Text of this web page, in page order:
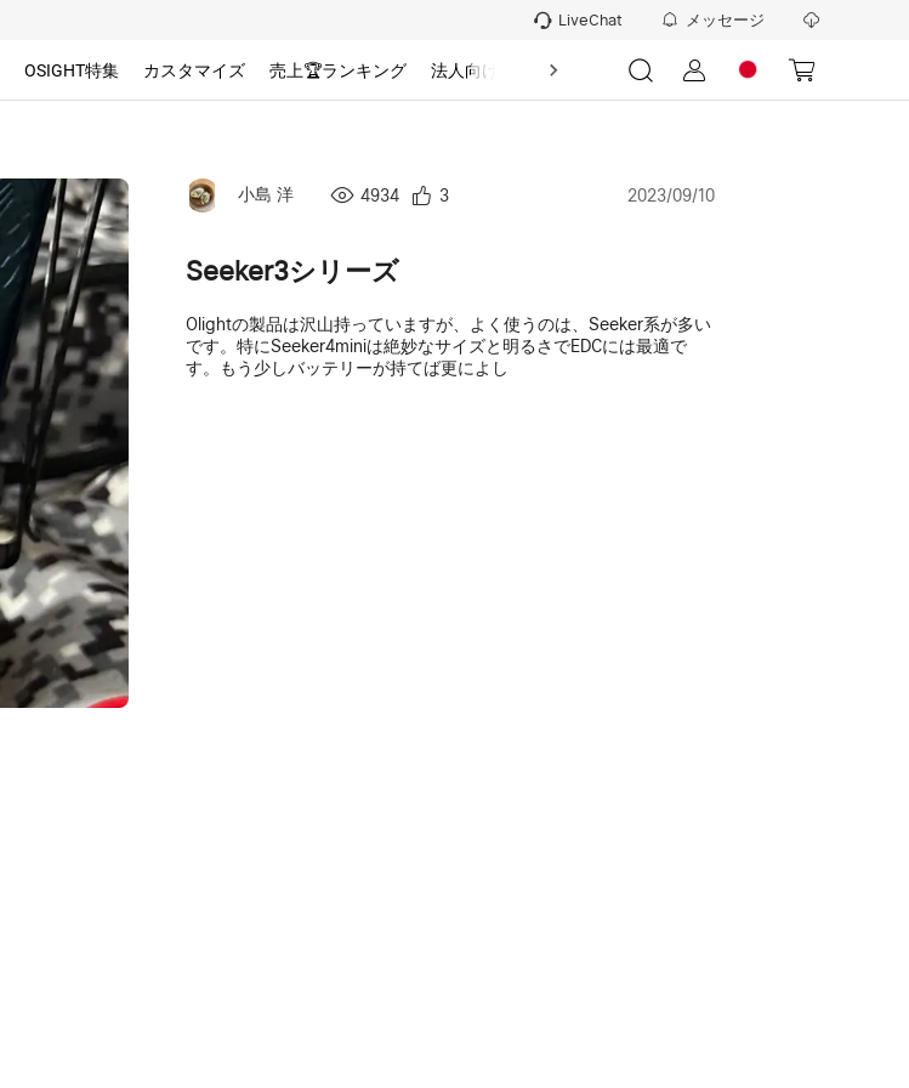
LiveChat メッセージ
OSIGHT特集 カスタマイズ 売上🏆ランキング 法人向け 情報
小島 洋 4934 3 2023/09/10
Seeker3シリーズ
Olightの製品は沢山持っていますが、よく使うのは、Seeker系が多い
です。特にSeeker4miniは絶妙なサイズと明るさでEDCには最適で
す。もう少しバッテリーが持てば更によし